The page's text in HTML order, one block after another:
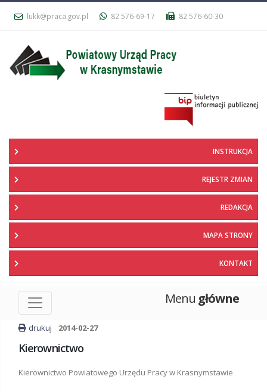
lukk@praca.gov.pl 82 576-69-17 82 576-60-30
INSTRUKCJA
REJESTR ZMIAN
REDAKCJA
MAPA STRONY
KONTAKT
Menu główne
drukuj 2014-02-27
Kierownictwo
Kierownictwo Powiatowego Urzędu Pracy w Krasnymstawie